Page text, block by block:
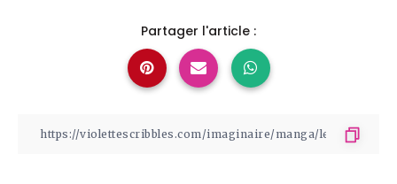
Partager l'article :